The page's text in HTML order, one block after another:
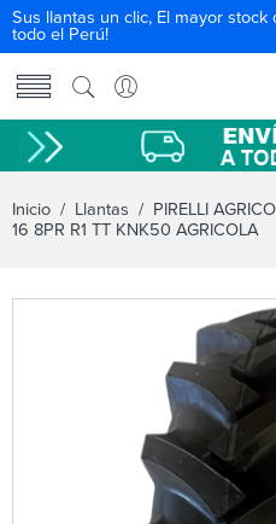
Sus llantas un clic, El mayor
todo el Perú!
Inicio / Llantas / PIRELLI
16 8PR R1 TT KNK50 AGRICOLA